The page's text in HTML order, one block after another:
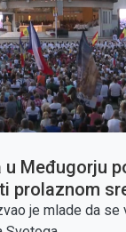
u Međugorju
prolaznom
je mlade da se